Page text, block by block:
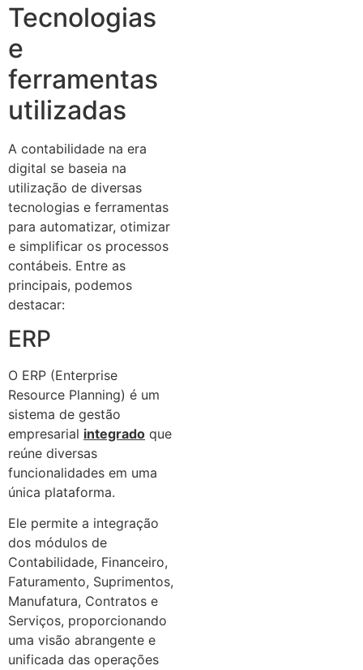
Tecnologias
e
ferramentas
utilizadas
A contabilidade na era
digital se baseia na
utilização de diversas
tecnologias e ferramentas
para automatizar, otimizar
e simplificar os processos
contábeis. Entre as
principais, podemos
destacar:
ERP
O ERP (Enterprise
Resource Planning) é um
sistema de gestão
empresarial integrado que
reúne diversas
funcionalidades em uma
única plataforma.
Ele permite a integração
dos módulos de
Contabilidade, Financeiro,
Faturamento, Suprimentos,
Manufatura, Contratos e
Serviços, proporcionando
uma visão abrangente e
unificada das operações